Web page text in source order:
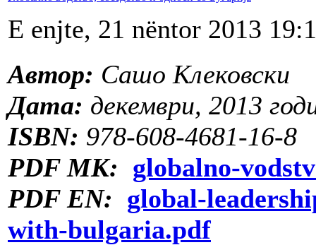
E enjte, 21 nëntor 2013
Автор: Сашо Клековски
Дата: декември, 2013
ISBN: 978-608-4681-16-8
PDF МК: globalno-
PDF EN: global-
with-bulgaria.pdf